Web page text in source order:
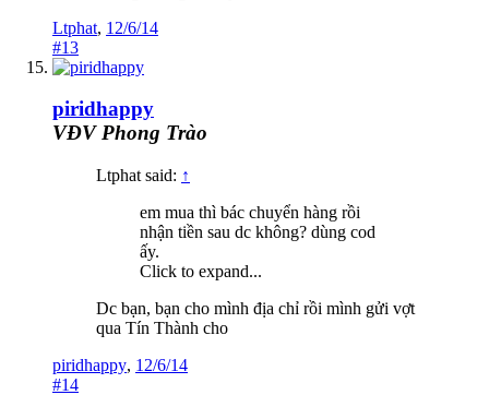
Ltphat, 12/6/14
#13
piridhappy
VĐV Phong Trào
Ltphat said: ↑
em mua thì bác chuyển hàng rồi
nhận tiền sau dc không? dùng cod
ấy.
Click to expand...
Dc bạn, bạn cho mình địa chỉ rồi mình gửi vợt
qua Tín Thành cho
piridhappy, 12/6/14
#14